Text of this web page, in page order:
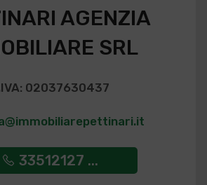
AGENZIA
SRL
02037630437
33512127 ...